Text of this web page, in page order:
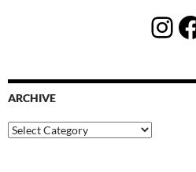
ARCHIVE
Archive